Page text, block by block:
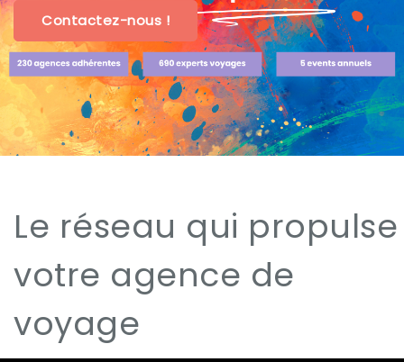
Contactez-nous !
Le réseau qui propulse
votre agence de
voyage